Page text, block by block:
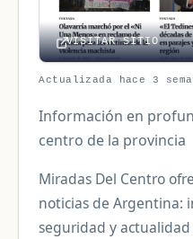
VISITAR SITIO
Actualizada hace 3
Información en
centro de la provincia
Miradas Del Centro
noticias de Argentina:
seguridad y